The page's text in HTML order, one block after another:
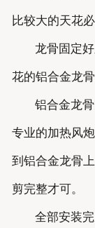
比较大的天花
龙骨固定
花的铝合金龙骨
铝合金龙
专业的加热风
到铝合金龙骨
剪完整才可。
全部安装